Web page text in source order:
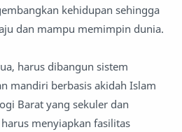
kehidupan sehingga
dan mampu memimpin dunia.
harus dibangun sistem
mandiri berbasis akidah Islam
Barat yang sekuler dan
menyiapkan fasilitas